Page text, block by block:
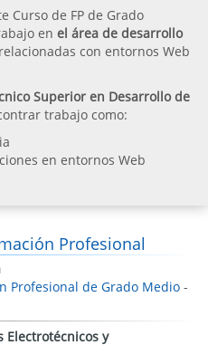
Curso de FP de Grado
en el área de desarrollo
relacionadas con entornos Web
Superior en Desarrollo de
trabajo como:
en entornos Web
Profesional
Profesional de Grado Medio -
Electrotécnicos y